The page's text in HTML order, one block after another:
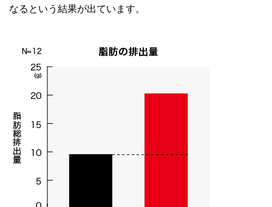
なるという結果が出ています。